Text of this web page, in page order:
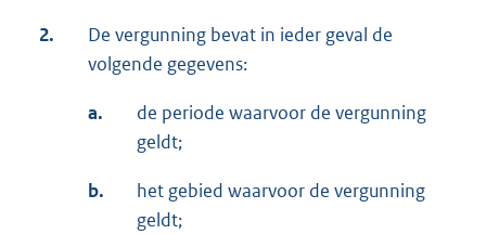
2.
De vergunning bevat in ieder geval de
volgende gegevens:
a.
de periode waarvoor de vergunning
geldt;
b.
het gebied waarvoor de vergunning
geldt;